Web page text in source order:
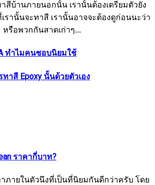
สีบ้านภายนอกนั้น เรานั้นต้องเตรียมตัวยัง
รานั้นจะทาสี เรานั้นอาจจะต้องดูก่อนนะว่า
รือพวกกันสาดเก่าๆ...
ทำไมคนชอบนิยมใช้
าสี Epoxy นั้นด้วยตัวเอง
ราคากี่บาท?
ภายในตัวนึงที่เป็นที่นิยมกันดีกว่าครับ โดย